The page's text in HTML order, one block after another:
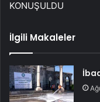
KONUŞULDU
İlgili Makaleler